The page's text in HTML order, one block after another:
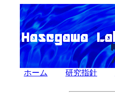
ホーム 研究指針